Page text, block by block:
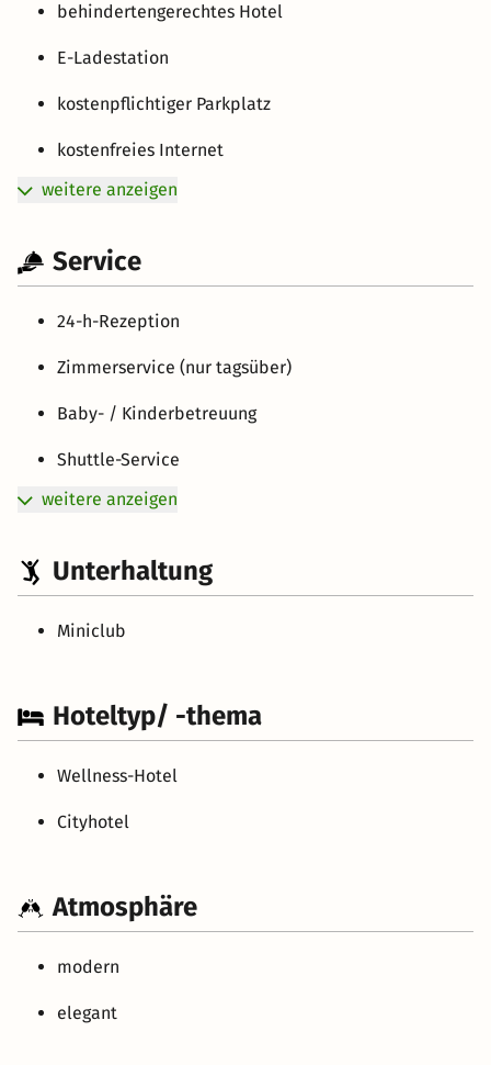
behindertengerechtes Hotel
E-Ladestation
kostenpflichtiger Parkplatz
kostenfreies Internet
weitere anzeigen
Service
24-h-Rezeption
Zimmerservice (nur tagsüber)
Baby- / Kinderbetreuung
Shuttle-Service
weitere anzeigen
Unterhaltung
Miniclub
Hoteltyp/ -thema
Wellness-Hotel
Cityhotel
Atmosphäre
modern
elegant